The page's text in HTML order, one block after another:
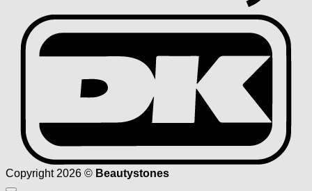
Copyright 2026 © Beautystones